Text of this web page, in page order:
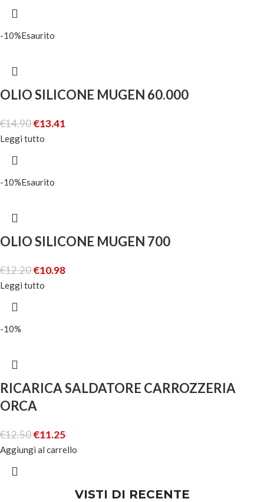
-10%Esaurito
OLIO SILICONE MUGEN 60.000
€14.90€13.41
Leggi tutto
-10%Esaurito
OLIO SILICONE MUGEN 700
€12.20€10.98
Leggi tutto
-10%
RICARICA SALDATORE CARROZZERIA
ORCA
€12.50€11.25
Aggiungi al carrello
VISTI DI RECENTE